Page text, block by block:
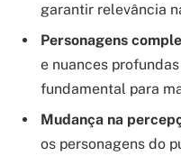
garantir relevância
Personagens
e nuances
fundamental para
Mudança na
os personagens do